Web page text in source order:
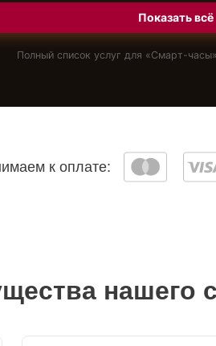
Показать всё
Полный список услуг для «Смарт-часы
к оплате:
нашего